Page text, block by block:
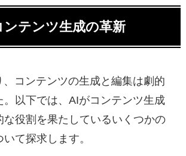
テンツ生成の革新
コンテンツの生成と編集は劇的
。以下では、AIがコンテンツ生成
な役割を果たしているいくつかの
て探求します。